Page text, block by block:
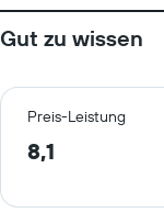
Gut zu wissen
Preis-Leistung
8,1